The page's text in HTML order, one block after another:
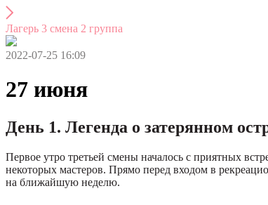
Лагерь 3 смена 2 группа
2022-07-25 16:09
27 июня
День 1. Легенда о затерянном
Первое утро третьей смены началось с приятных
некоторых мастеров. Прямо перед входом в
на ближайшую неделю.